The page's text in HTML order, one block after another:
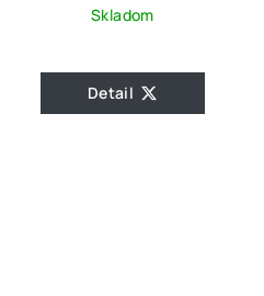
Skladom
Detail